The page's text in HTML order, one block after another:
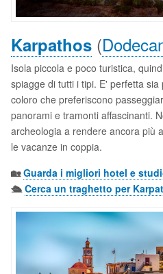
Karpathos (
Isola piccola e poco turistica,
spiagge di tutti i tipi. E' perfetta
coloro che preferiscono
panorami e tramonti affascinanti.
archeologia a rendere ancora più
le vacanze in coppia.
🏡Guarda i migliori hotel e
🛳️ Cerca un traghetto per